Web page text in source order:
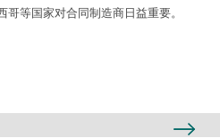
等国家对合同制造商日益重要。